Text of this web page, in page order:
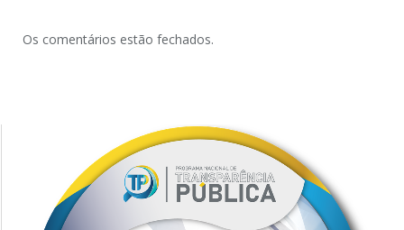
Os comentários estão fechados.